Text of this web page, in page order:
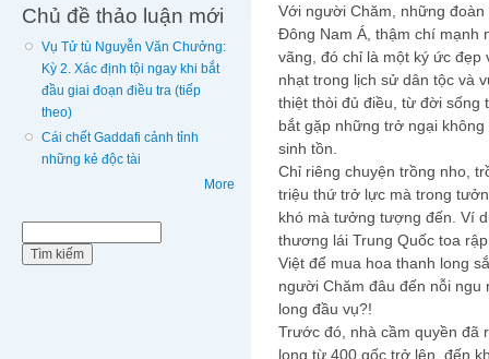
Chủ đề thảo luận mới
Vụ Tử tù Nguyễn Văn Chưởng:
Kỳ 2. Xác định tội ngay khi bắt
đầu giai đoạn điều tra (tiếp
theo)
Cái chết Gaddafi cảnh tỉnh
những kẻ độc tài
More
Với người Chăm, những
Đông Nam Á, thậm chí mạnh
vãng, đó chỉ là một ký ức
nhạt trong lịch sử dân tộc và
thiệt thòi đủ điều, từ đời sống
bắt gặp những trở ngại
sinh tồn.
Chỉ riêng chuyện trồng nho,
triệu thứ trở lực mà trong
khó mà tưởng tượng đến. Ví
thương lái Trung Quốc toa
Việt để mua hoa thanh long
người Chăm đâu đến nỗi
long đầu vụ?!
Trước đó, nhà cầm quyền đã
long từ 400 gốc trở lên, đến